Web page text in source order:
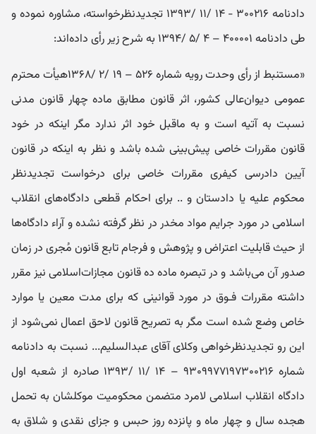
دادنامه ۳۰۰۲۱۶ - ۱۴ /۱۱ /۱۳۹۳ تجدیدنظر‌خواسته،‌ مشاوره ‌نموده و
طی دادنامه ۴۰۰۰۰۱ – ۴ /۵ /۱۳۹۴ به شرح زیر رأی داده‌اند:
«مستنبط از رأی وحدت ‌رویه شماره ۵۲۶ – ۱۹ /۲ /۱۳۶۸هیأت‌ محترم
عمومی دیوان‌عالی ‌کشور، اثر قانون مطابق ماده چهار قانون مدنی
نسبت به آتیه است و به ماقبل خود اثر ندارد مگر اینکه در خود
قانون مقررات خاصی پیش‌بینی شده ‌باشد و نظر به اینکه در قانون
آیین ‌دادرسی کیفری مقررات خاصی برای درخواست تجدیدنظر
محکوم علیه یا دادستان و .. برای احکام قطعی دادگاه‌های انقلاب
اسلامی در مورد جرایم مواد مخدر در نظر گرفته نشده و آراء دادگاه‌ها
از حیث قابلیت اعتراض و پژوهش و فرجام تابع قانون مُجری در زمان
صدور آن می‌باشد و در تبصره ماده ده قانون مجازات‌اسلامی نیز مقرر
داشته مقررات فـوق در مورد قوانینی که برای مدت معین یا موارد
خاص وضع شده است مگر به تصریح قانون لاحق اعمال نمی‌شود از
این رو تجدیدنظرخواهی وکلای آقای عبدالسلیم... نسبت به دادنامه
شماره ۹۳۰۹۹۷۷۱۹۷۳۰۰۲۱۶ – ۱۴ /۱۱ /۱۳۹۳ صادره از شعبه اول
دادگاه انقلاب اسلامی لامرد متضمن محکومیت موکلشان به تحمل
هجده سال و چهار ماه و پانزده روز حبس و جزای نقدی و شلاق به